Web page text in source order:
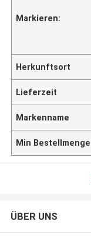
Markieren:
Herkunftsort
Lieferzeit
Markenname
Min Bestellmenge
ÜBER UNS